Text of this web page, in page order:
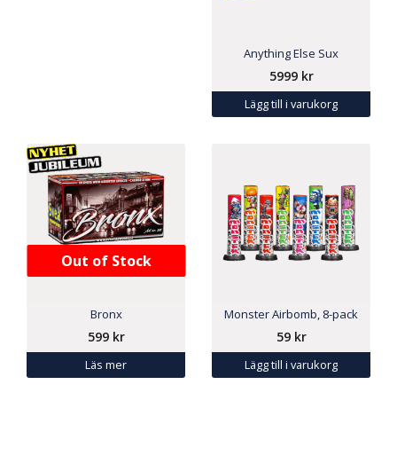
Anything Else Sux
5999 kr
Lägg till i varukorg
Out of Stock
Bronx
599 kr
Läs mer
Monster Airbomb, 8-pack
59 kr
Lägg till i varukorg